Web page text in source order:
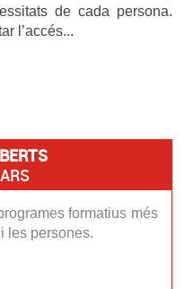
de cada persona.
l’accés...
formatius més
les persones.